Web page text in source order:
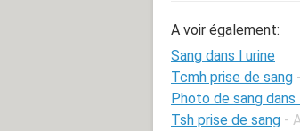
A voir également:
Sang dans l urine
Tcmh prise de sang
Photo de sang
Tsh prise de sang -